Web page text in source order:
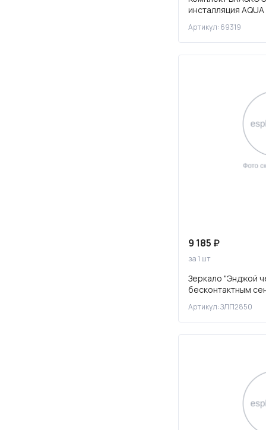
инсталляция AQUA
Артикул: 69319
9 185 ₽
за 1 шт
Зеркало "Энджой
бесконтактным
Артикул: ЗЛП2850